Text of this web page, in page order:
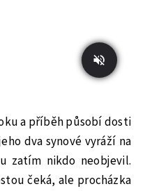
a příběh působí dosti
dva synové vyráží na
zatím nikdo neobjevil.
čeká, ale procházka